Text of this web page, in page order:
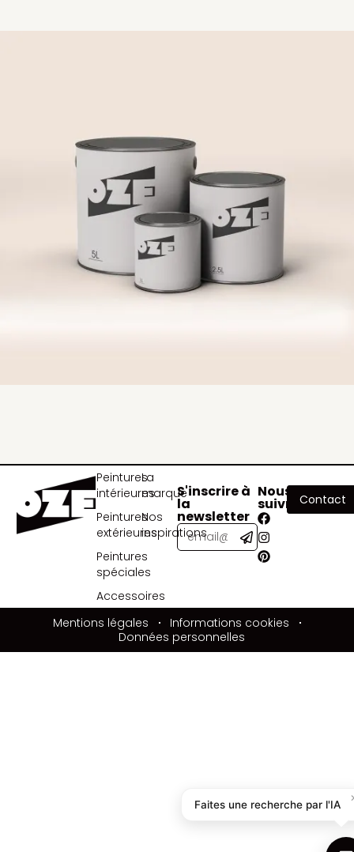
Peintures
intérieures
Peintures
extérieures
Peintures
spéciales
Accessoires
La
marque
Nos
inspirations
S'inscrire à
la
newsletter
Nous
suivre Contact
Mentions légales
Informations cookies
Données personnelles
Faites une recherche par l'IA